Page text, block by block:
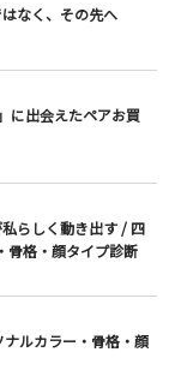
はなく、その先へ
に出会えたペアお買
らしく動き出す / 四
骨格・顔タイプ診断
ルカラー・骨格・顔